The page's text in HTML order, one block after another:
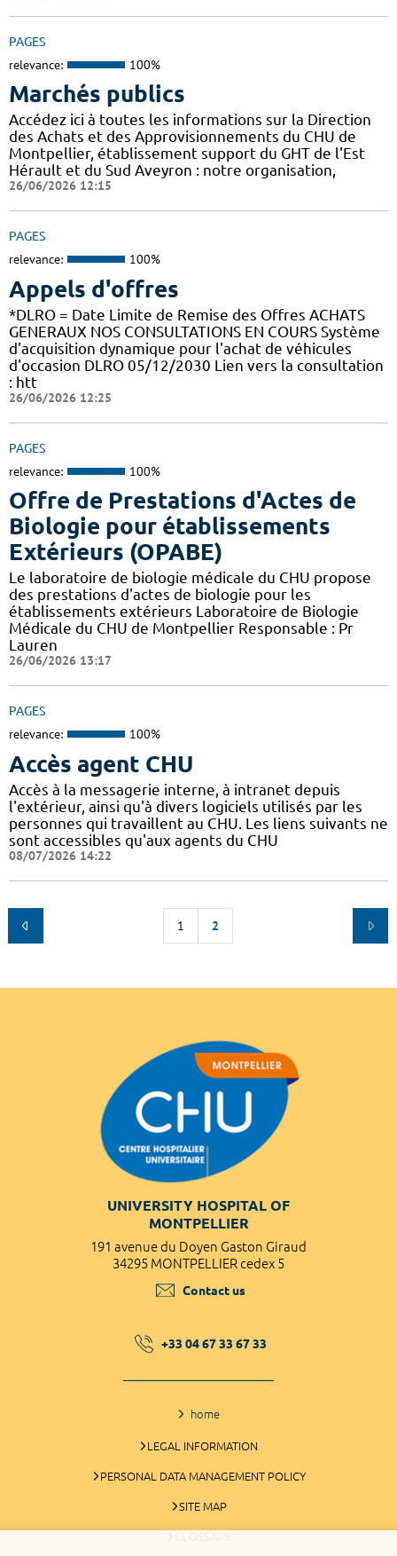
PAGES
relevance: 100%
Marchés publics
Accédez ici à toutes les informations sur la Direction
des Achats et des Approvisionnements du CHU de
Montpellier, établissement support du GHT de l'Est
Hérault et du Sud Aveyron : notre organisation,
26/06/2026 12:15
PAGES
relevance: 100%
Appels d'offres
*DLRO = Date Limite de Remise des Offres ACHATS
GENERAUX NOS CONSULTATIONS EN COURS Système
d'acquisition dynamique pour l'achat de véhicules
d'occasion DLRO 05/12/2030 Lien vers la consultation
: htt
26/06/2026 12:25
PAGES
relevance: 100%
Offre de Prestations d'Actes de
Biologie pour établissements
Extérieurs (OPABE)
Le laboratoire de biologie médicale du CHU propose
des prestations d'actes de biologie pour les
établissements extérieurs Laboratoire de Biologie
Médicale du CHU de Montpellier Responsable : Pr
Lauren
26/06/2026 13:17
PAGES
relevance: 100%
Accès agent CHU
Accès à la messagerie interne, à intranet depuis
l'extérieur, ainsi qu'à divers logiciels utilisés par les
personnes qui travaillent au CHU. Les liens suivants ne
sont accessibles qu'aux agents du CHU
08/07/2026 14:22
1 2
UNIVERSITY HOSPITAL OF
MONTPELLIER
191 avenue du Doyen Gaston Giraud
34295 MONTPELLIER cedex 5
Contact us
+33 04 67 33 67 33
home
LEGAL INFORMATION
PERSONAL DATA MANAGEMENT POLICY
SITE MAP
GLOSSARY